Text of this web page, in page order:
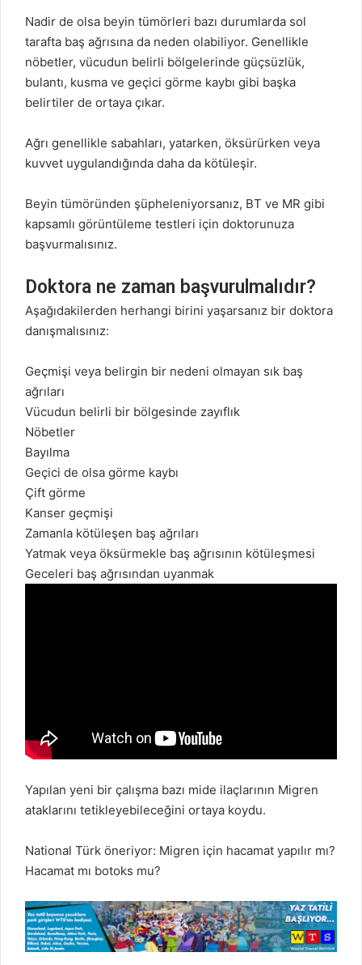
Nadir de olsa beyin tümörleri bazı durumlarda sol
tarafta baş ağrısına da neden olabiliyor. Genellikle
nöbetler, vücudun belirli bölgelerinde güçsüzlük,
bulantı, kusma ve geçici görme kaybı gibi başka
belirtiler de ortaya çıkar.
Ağrı genellikle sabahları, yatarken, öksürürken veya
kuvvet uygulandığında daha da kötüleşir.
Beyin tümöründen şüpheleniyorsanız, BT ve MR gibi
kapsamlı görüntüleme testleri için doktorunuza
başvurmalısınız.
Doktora ne zaman başvurulmalıdır?
Aşağıdakilerden herhangi birini yaşarsanız bir doktora
danışmalısınız:
Geçmişi veya belirgin bir nedeni olmayan sık baş
ağrıları
Vücudun belirli bir bölgesinde zayıflık
Nöbetler
Bayılma
Geçici de olsa görme kaybı
Çift görme
Kanser geçmişi
Zamanla kötüleşen baş ağrıları
Yatmak veya öksürmekle baş ağrısının kötüleşmesi
Geceleri baş ağrısından uyanmak
Yapılan yeni bir çalışma bazı mide ilaçlarının Migren
ataklarını tetikleyebileceğini ortaya koydu.
National Türk öneriyor: Migren için hacamat yapılır mı?
Hacamat mı botoks mu?